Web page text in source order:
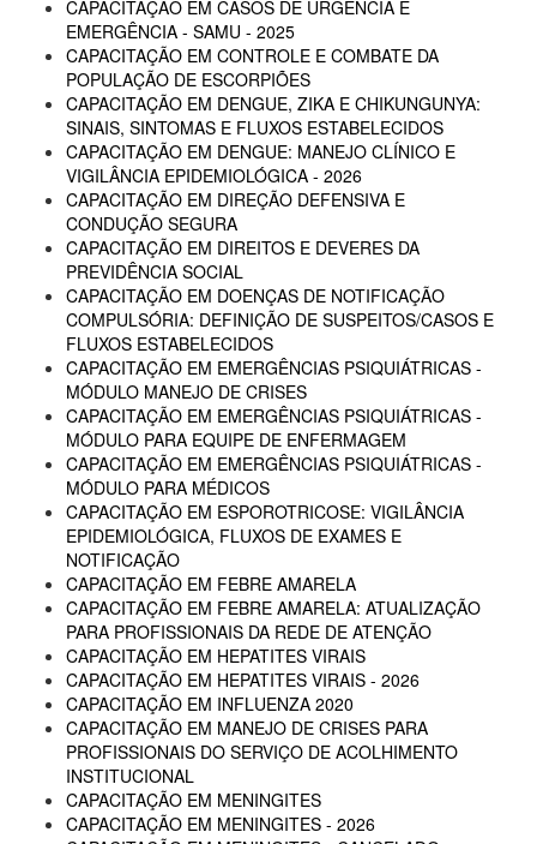
CAPACITAÇÃO EM CASOS DE URGÊNCIA E
EMERGÊNCIA - SAMU - 2025
CAPACITAÇÃO EM CONTROLE E COMBATE DA
POPULAÇÃO DE ESCORPIÕES
CAPACITAÇÃO EM DENGUE, ZIKA E CHIKUNGUNYA:
SINAIS, SINTOMAS E FLUXOS ESTABELECIDOS
CAPACITAÇÃO EM DENGUE: MANEJO CLÍNICO E
VIGILÂNCIA EPIDEMIOLÓGICA - 2026
CAPACITAÇÃO EM DIREÇÃO DEFENSIVA E
CONDUÇÃO SEGURA
CAPACITAÇÃO EM DIREITOS E DEVERES DA
PREVIDÊNCIA SOCIAL
CAPACITAÇÃO EM DOENÇAS DE NOTIFICAÇÃO
COMPULSÓRIA: DEFINIÇÃO DE SUSPEITOS/CASOS E
FLUXOS ESTABELECIDOS
CAPACITAÇÃO EM EMERGÊNCIAS PSIQUIÁTRICAS -
MÓDULO MANEJO DE CRISES
CAPACITAÇÃO EM EMERGÊNCIAS PSIQUIÁTRICAS -
MÓDULO PARA EQUIPE DE ENFERMAGEM
CAPACITAÇÃO EM EMERGÊNCIAS PSIQUIÁTRICAS -
MÓDULO PARA MÉDICOS
CAPACITAÇÃO EM ESPOROTRICOSE: VIGILÂNCIA
EPIDEMIOLÓGICA, FLUXOS DE EXAMES E
NOTIFICAÇÃO
CAPACITAÇÃO EM FEBRE AMARELA
CAPACITAÇÃO EM FEBRE AMARELA: ATUALIZAÇÃO
PARA PROFISSIONAIS DA REDE DE ATENÇÃO
CAPACITAÇÃO EM HEPATITES VIRAIS
CAPACITAÇÃO EM HEPATITES VIRAIS - 2026
CAPACITAÇÃO EM INFLUENZA 2020
CAPACITAÇÃO EM MANEJO DE CRISES PARA
PROFISSIONAIS DO SERVIÇO DE ACOLHIMENTO
INSTITUCIONAL
CAPACITAÇÃO EM MENINGITES
CAPACITAÇÃO EM MENINGITES - 2026